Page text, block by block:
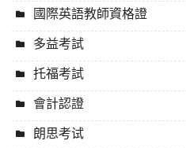
國際英語教師資格證
多益考試
托福考試
會計認證
朗思考试